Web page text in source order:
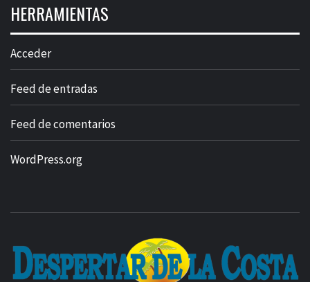
HERRAMIENTAS
Acceder
Feed de entradas
Feed de comentarios
WordPress.org